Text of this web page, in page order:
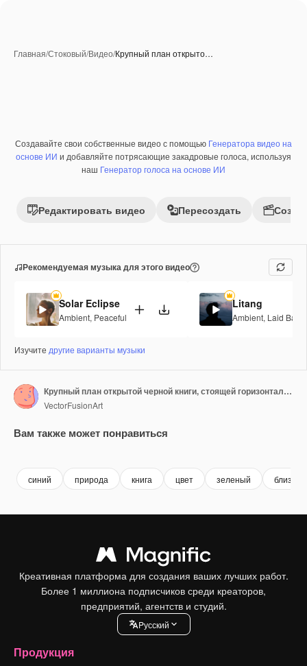
Главная/Стоковый/Видео/Крупный план открыто…
ПремиумСозданные при помощи ИИ
Создавайте свои собственные видео с помощью Генератора видео на
основе ИИ и добавляйте потрясающие закадровые голоса, используя
наш Генератор голоса на основе ИИ
Редактировать видео Пересоздать
Рекомендуемая музыка для этого видео
Solar Eclipse
Ambient, Peaceful
Litang
Ambient, Laid Back
Изучите другие варианты музыки
Крупный план открытой черной книги, стоящей горизонтально, с местом для текста на зеленом фоне в замедленной съемке
VectorFusionArt
Вам также может понравиться
синий природа книга цвет зеленый близко
Креативная платформа для создания ваших лучших работ.
Более 1 миллиона подписчиков среди креаторов,
предприятий, агентств и студий.
Pусский
Продукция